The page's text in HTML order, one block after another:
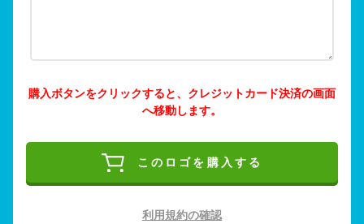
購入ボタンをクリックすると、クレジットカード決済の画面
へ移動します。
このロゴを購入する
利用規約の確認